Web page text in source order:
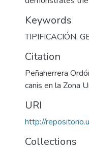
Keywords
TIPIFICACIÓN,
Citation
Peñaherrera
canis en la Zona
URI
http://
Collections